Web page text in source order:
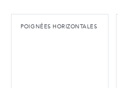
POIGNÉES HORIZONTALES